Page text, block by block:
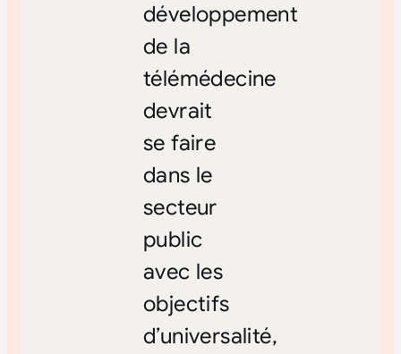
développement
de la
télémédecine
devrait
se faire
dans le
secteur
public
avec les
objectifs
d’universalité,